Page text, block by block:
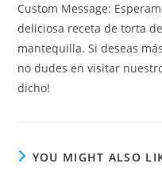
Custom Message:
deliciosa receta de torta
mantequilla. Si deseas
no dudes en visitar
dicho!
YOU MIGHT ALSO